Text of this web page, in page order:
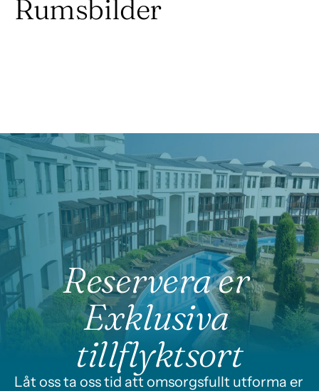
Rumsbilder
Reservera er
Exklusiva
tillflyktsort
Låt oss ta oss tid att omsorgsfullt utforma er